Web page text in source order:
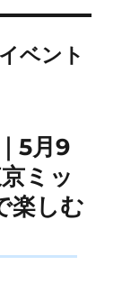
ベント
5月9
ミッ
楽しむ